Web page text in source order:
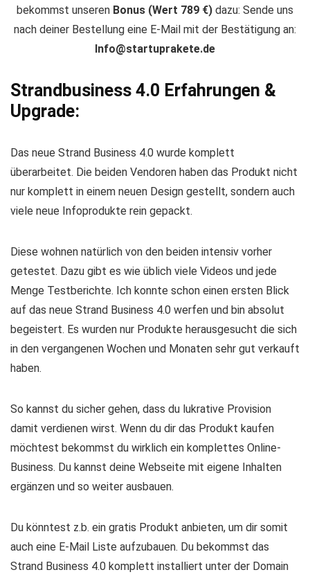
bekommst unseren Bonus (Wert 789 €) dazu: Sende uns
nach deiner Bestellung eine E-Mail mit der Bestätigung an:
Info@startuprakete.de
Strandbusiness 4.0 Erfahrungen &
Upgrade:
Das neue Strand Business 4.0 wurde komplett
überarbeitet. Die beiden Vendoren haben das Produkt nicht
nur komplett in einem neuen Design gestellt, sondern auch
viele neue Infoprodukte rein gepackt.
Diese wohnen natürlich von den beiden intensiv vorher
getestet. Dazu gibt es wie üblich viele Videos und jede
Menge Testberichte. Ich konnte schon einen ersten Blick
auf das neue Strand Business 4.0 werfen und bin absolut
begeistert. Es wurden nur Produkte herausgesucht die sich
in den vergangenen Wochen und Monaten sehr gut verkauft
haben.
So kannst du sicher gehen, dass du lukrative Provision
damit verdienen wirst. Wenn du dir das Produkt kaufen
möchtest bekommst du wirklich ein komplettes Online-
Business. Du kannst deine Webseite mit eigene Inhalten
ergänzen und so weiter ausbauen.
Du könntest z.b. ein gratis Produkt anbieten, um dir somit
auch eine E-Mail Liste aufzubauen. Du bekommst das
Strand Business 4.0 komplett installiert unter der Domain